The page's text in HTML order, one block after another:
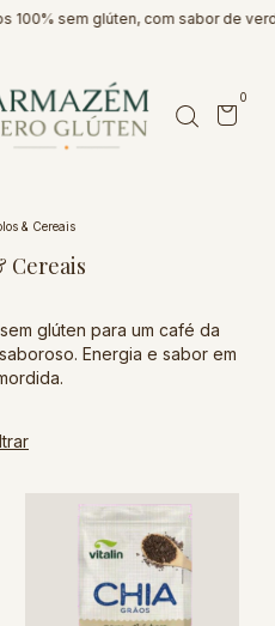
sem glúten, com sabor de
0
& Cereais
Cereais
glúten para um café da
Energia e sabor em